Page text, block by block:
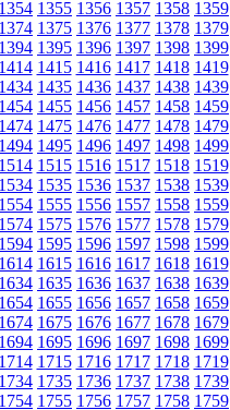
1354 1355 1356 1357 1358 1359
1374 1375 1376 1377 1378 1379
1394 1395 1396 1397 1398 1399
1414 1415 1416 1417 1418 1419
1434 1435 1436 1437 1438 1439
1454 1455 1456 1457 1458 1459
1474 1475 1476 1477 1478 1479
1494 1495 1496 1497 1498 1499
1514 1515 1516 1517 1518 1519
1534 1535 1536 1537 1538 1539
1554 1555 1556 1557 1558 1559
1574 1575 1576 1577 1578 1579
1594 1595 1596 1597 1598 1599
1614 1615 1616 1617 1618 1619
1634 1635 1636 1637 1638 1639
1654 1655 1656 1657 1658 1659
1674 1675 1676 1677 1678 1679
1694 1695 1696 1697 1698 1699
1714 1715 1716 1717 1718 1719
1734 1735 1736 1737 1738 1739
1754 1755 1756 1757 1758 1759